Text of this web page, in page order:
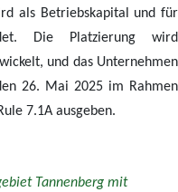
als Betriebskapital und für
Die Platzierung wird
und das Unternehmen
26. Mai 2025 im Rahmen
7.1A ausgeben.
Tannenberg mit